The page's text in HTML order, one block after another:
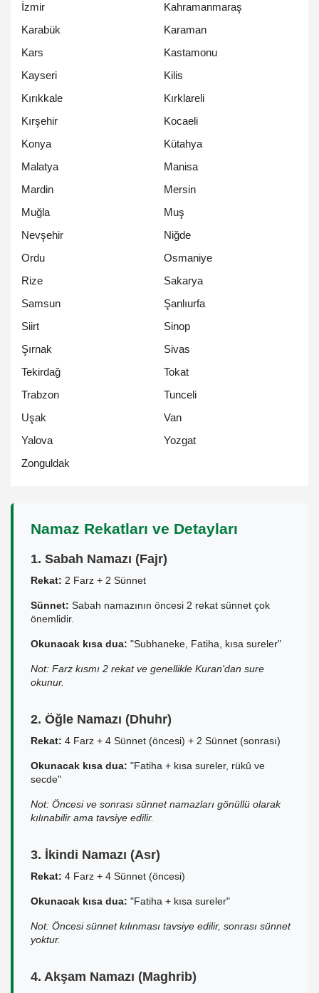
İzmir
Kahramanmaraş
Karabük
Karaman
Kars
Kastamonu
Kayseri
Kilis
Kırıkkale
Kırklareli
Kırşehir
Kocaeli
Konya
Kütahya
Malatya
Manisa
Mardin
Mersin
Muğla
Muş
Nevşehir
Niğde
Ordu
Osmaniye
Rize
Sakarya
Samsun
Şanlıurfa
Siirt
Sinop
Şırnak
Sivas
Tekirdağ
Tokat
Trabzon
Tunceli
Uşak
Van
Yalova
Yozgat
Zonguldak
Namaz Rekatları ve Detayları
1. Sabah Namazı (Fajr)
Rekat: 2 Farz + 2 Sünnet
Sünnet: Sabah namazının öncesi 2 rekat sünnet çok
önemlidir.
Okunacak kısa dua: "Subhaneke, Fatiha, kısa sureler"
Not: Farz kısmı 2 rekat ve genellikle Kuran'dan sure
okunur.
2. Öğle Namazı (Dhuhr)
Rekat: 4 Farz + 4 Sünnet (öncesi) + 2 Sünnet (sonrası)
Okunacak kısa dua: "Fatiha + kısa sureler, rükû ve
secde"
Not: Öncesi ve sonrası sünnet namazları gönüllü olarak
kılınabilir ama tavsiye edilir.
3. İkindi Namazı (Asr)
Rekat: 4 Farz + 4 Sünnet (öncesi)
Okunacak kısa dua: "Fatiha + kısa sureler"
Not: Öncesi sünnet kılınması tavsiye edilir, sonrası sünnet
yoktur.
4. Akşam Namazı (Maghrib)